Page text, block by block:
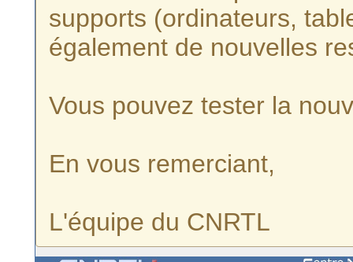
supports (ordinateurs,
également de nouvelles
Vous pouvez tester la
En vous remerciant,
L'équipe du CNRTL